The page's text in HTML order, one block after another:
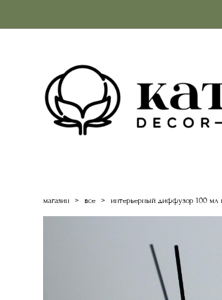
магазин > все > интерьерный диффузор 100 мл